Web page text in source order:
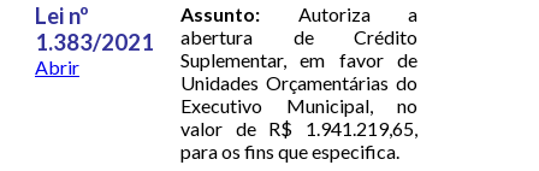
Lei nº
1.383/2021
Abrir
Assunto: Autoriza a
abertura de Crédito
Suplementar, em favor de
Unidades Orçamentárias do
Executivo Municipal, no
valor de R$ 1.941.219,65,
para os fins que especifica.